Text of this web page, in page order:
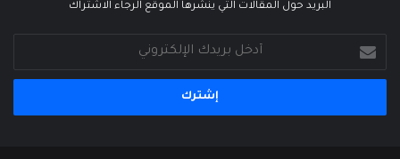
البريد حول المقالات التي ينشرها الموقع الرجاء الاشتراك
بريدك
الإلكتروني